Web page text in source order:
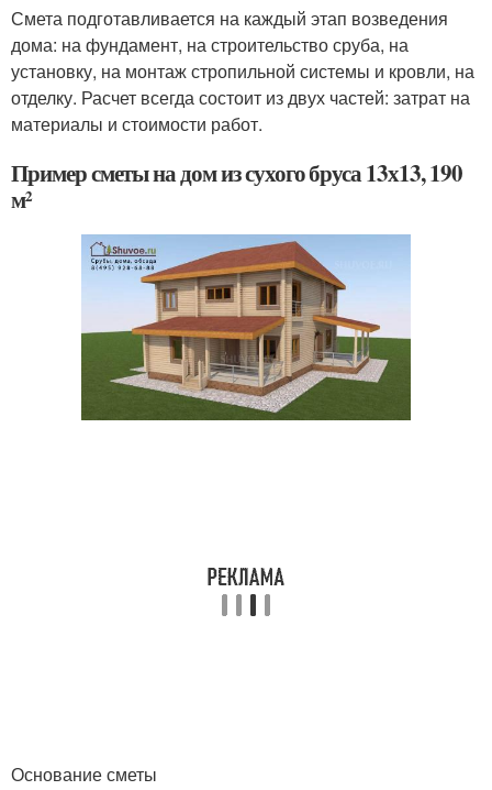
Смета подготавливается на каждый этап возведения
дома: на фундамент, на строительство сруба, на
установку, на монтаж стропильной системы и кровли, на
отделку. Расчет всегда состоит из двух частей: затрат на
материалы и стоимости работ.
Пример сметы на дом из сухого бруса 13х13, 190
м²
Основание сметы